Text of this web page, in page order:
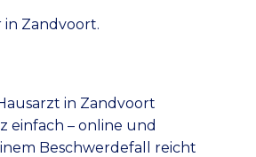
Zandvoort.
in Zandvoort
einfach – online und
Beschwerdefall reicht